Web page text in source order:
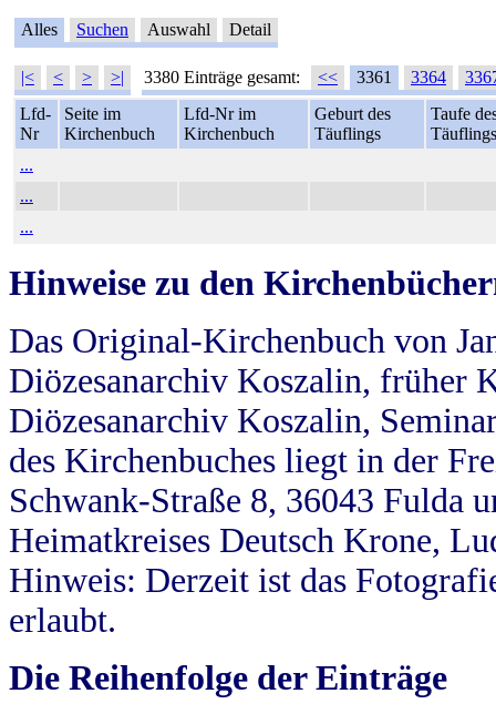
Alles Suchen Auswahl Detail
|< < > >| 3380 Einträge gesamt: << 3361 3364
Lfd-
Nr
Seite im
Kirchenbuch
Lfd-Nr im
Kirchenbuch
Geburt des
Täuflings
Taufe
Täuflings
...
...
...
Hinweise zu den
Das Original-Kirchenbuch von
Diözesanarchiv Koszalin, früher
Diözesanarchiv Koszalin,
des Kirchenbuches liegt in der
Schwank-Straße 8, 36043 Fulda
Heimatkreises Deutsch Krone,
Hinweis: Derzeit ist das
erlaubt.
Die Reihenfolge der Einträge